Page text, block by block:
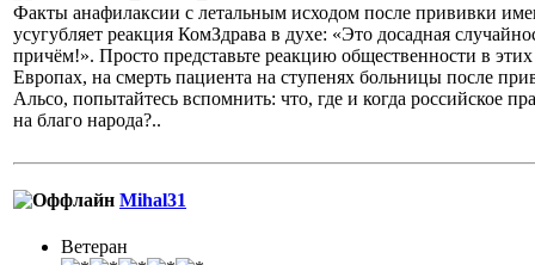
Факты анафилаксии с летальным исходом после прививки
усугубляет реакция КомЗдрава в духе: «Это досадная
причём!». Просто представьте реакцию общественности в
Европах, на смерть пациента на ступенях больницы после
Альсо, попытайтесь вспомнить: что, где и когда российское
на благо народа?..
Mihal31
Ветеран